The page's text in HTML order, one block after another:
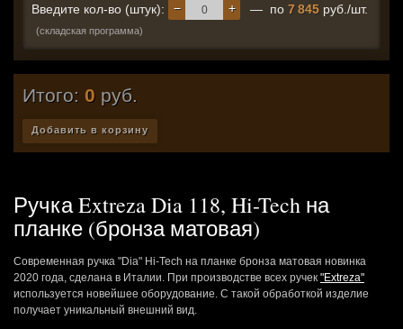
Введите кол-во (штук): +
− — по 7 845 руб./шт.
(складская программа)
Итого: 0 руб.
Добавить в корзину
Ручка Extreza Dia 118, Hi-Tech на
планке (бронза матовая)
Современная ручка "Dia" Hi-Tech на планке бронза матовая новинка
2020 года, сделана в Италии. При производстве всех ручек "Extreza"
используется новейшее оборудование. С такой обработкой изделие
получает уникальный внешний вид.